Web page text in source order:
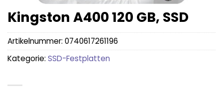
Kingston A400 120 GB, SSD
Artikelnummer: 0740617261196
Kategorie: SSD-Festplatten